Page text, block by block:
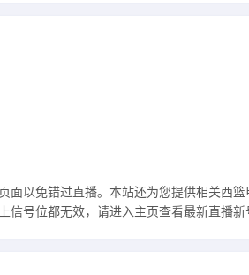
面以免错过直播。本站还为您提供相关西
号位都无效，请进入主页查看最新直播新